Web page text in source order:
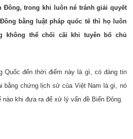
Đông, trong khi luôn né tránh giải quyết
bằng luật pháp quốc tế thì họ luôn
không thể chối cãi khi tuyên bố chủ
Quốc đến thời điểm này là gì, có đáng tin
bằng chứng lịch sử của Việt Nam là gì, nó
khi đưa ra để xử lý vấn đề Biển Đông.